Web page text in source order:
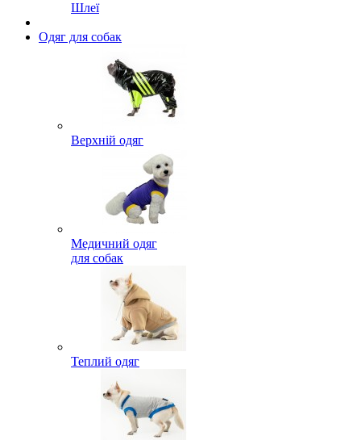
Шлеї
Одяг для собак
Верхній одяг
Медичний одяг
для собак
Теплий одяг